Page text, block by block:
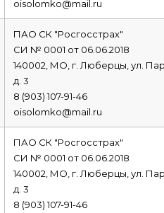
oisolomko@mail.ru
ПАО СК "Росгосстрах"
СИ № 0001 от 06.06.2018
140002, МО, г. Люберцы, ул.
д. 3
8 (903) 107-91-46
oisolomko@mail.ru
ПАО СК "Росгосстрах"
СИ № 0001 от 06.06.2018
140002, МО, г. Люберцы, ул.
д. 3
8 (903) 107-91-46